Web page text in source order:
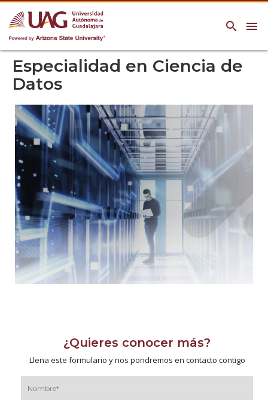
menu
search
Especialidad en Ciencia de
Datos
¿Quieres conocer más?
Llena este formulario y nos pondremos en contacto contigo